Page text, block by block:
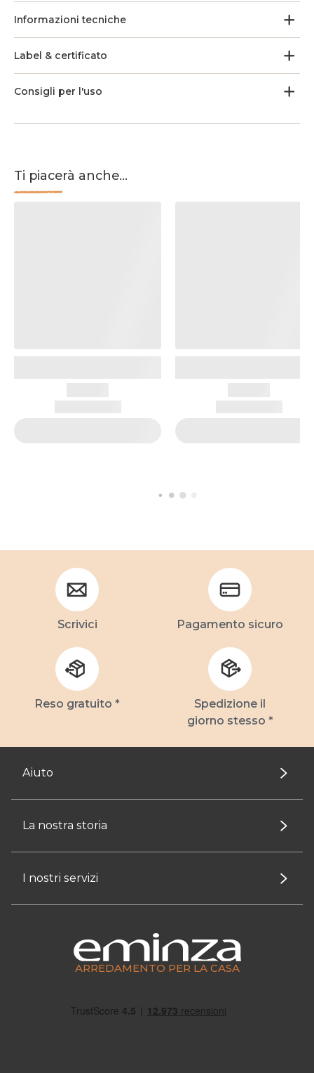
Informazioni tecniche
Label & certificato
Consigli per l'uso
Ti piacerà anche...
Scrivici Pagamento sicuro
Reso gratuito *
Spedizione il
giorno stesso *
Aiuto
La nostra storia
I nostri servizi
ARREDAMENTO PER LA CASA